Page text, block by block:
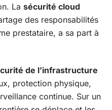
La sécurité cloud
des responsabilités
prestataire, a sa part à
de l’infrastructure
protection physique,
continue. Sur un